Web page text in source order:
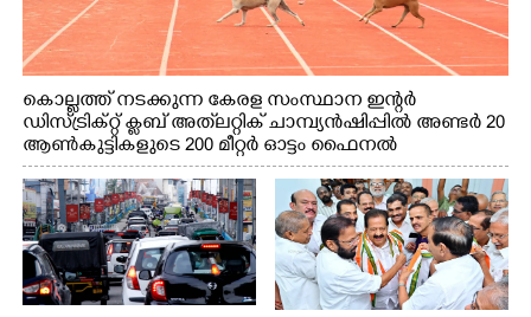
കൊല്ലത്ത് നടക്കുന്ന കേരള സംസ്ഥാന ഇന്റർ
ഡിസ്ട്രിക്റ്റ് ക്ലബ് അത്‌ലറ്റിക് ചാമ്പ്യൻഷിപ്പിൽ അണ്ടർ 20
ആൺകുട്ടികളുടെ 200 മീറ്റർ ഓട്ടം ഫൈനൽ
മത്സരത്തിനിടെ സിന്തറ്റിക് ട്രാക്കിന് കുറുകെ ഓടുന്ന
നായകൾ.